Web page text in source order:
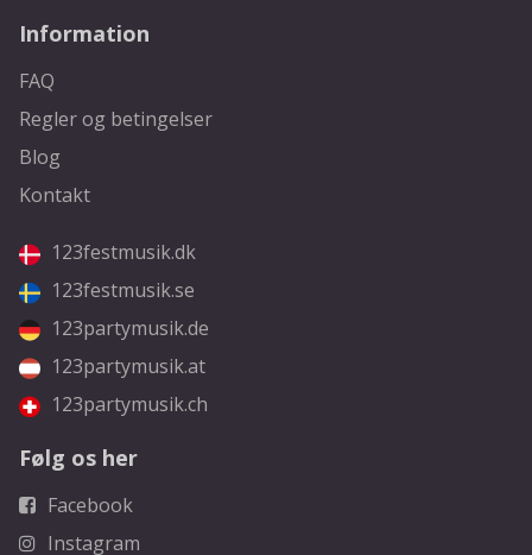
Information
FAQ
Regler og betingelser
Blog
Kontakt
123festmusik.dk
123festmusik.se
123partymusik.de
123partymusik.at
123partymusik.ch
Følg os her
Facebook
Instagram